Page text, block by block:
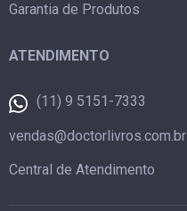
Garantia de Produtos
ATENDIMENTO
(11) 9 5151-7333
vendas@doctorlivros.com.br
Central de Atendimento